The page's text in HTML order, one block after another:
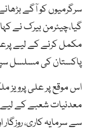
سرگرمیوں کو آگے
گیا،چیئرمن بیرک نے
مکمل کرنے کے لیے
پاکستان کی مسلسل
اس موقع پر علی پرویز
معدنیات شعبے کے
سے سرمایہ کاری،